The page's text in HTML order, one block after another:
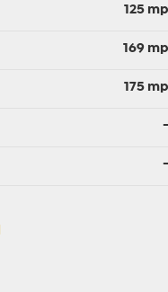
125 mp
169 mp
175 mp
-
-